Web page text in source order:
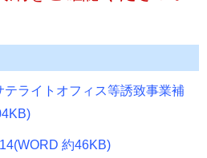
テライトオフィス等誘致事業補
約46KB)